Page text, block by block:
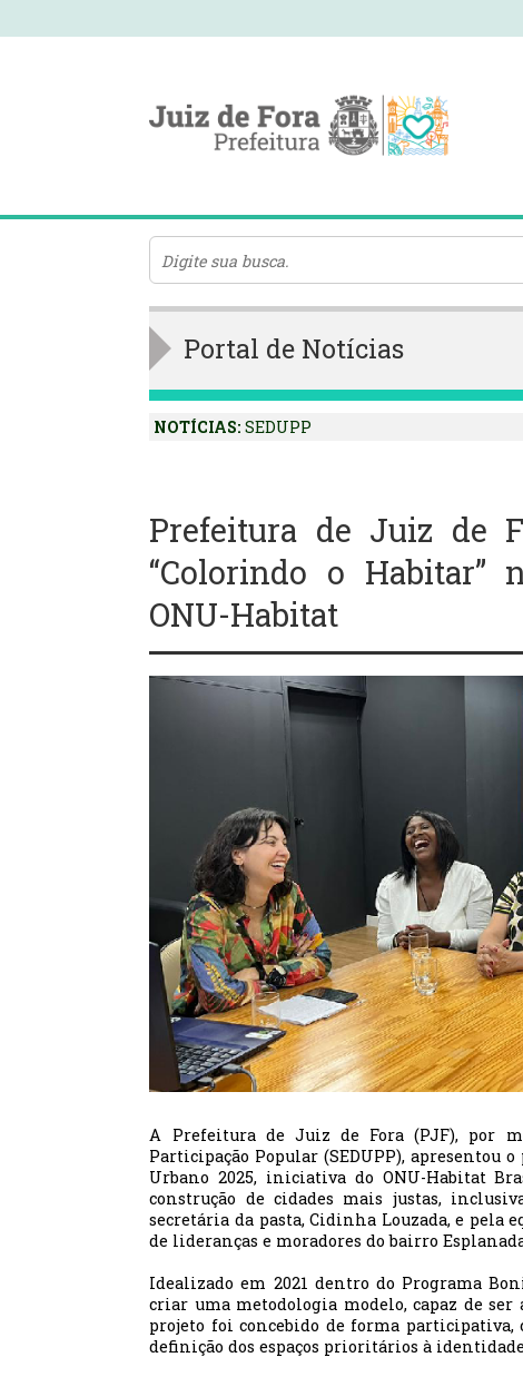
Portal de Notícias
NOTÍCIAS: SEDUPP
Prefeitura de Juiz de
“Colorindo o Habitar”
ONU-Habitat
A Prefeitura de Juiz de Fora (PJF), por
Participação Popular (SEDUPP), apresentou
Urbano 2025, iniciativa do ONU-Habitat
construção de cidades mais justas,
secretária da pasta, Cidinha Louzada, e pela
de lideranças e moradores do bairro
Idealizado em 2021 dentro do Programa
criar uma metodologia modelo, capaz de
projeto foi concebido de forma participativa,
definição dos espaços prioritários à